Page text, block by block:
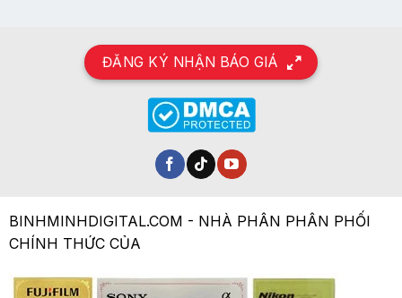
ĐĂNG KÝ NHẬN BÁO GIÁ
BINHMINHDIGITAL.COM - NHÀ PHÂN PHÂN PHỐI
CHÍNH THỨC CỦA